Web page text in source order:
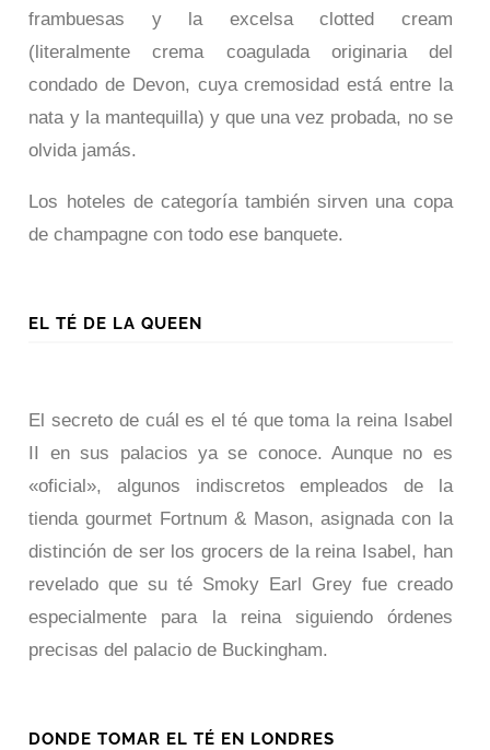
frambuesas y la excelsa clotted cream
(literalmente crema coagulada originaria del
condado de Devon, cuya cremosidad está entre la
nata y la mantequilla) y que una vez probada, no se
olvida jamás.
Los hoteles de categoría también sirven una copa
de champagne con todo ese banquete.
EL TÉ DE LA QUEEN
El secreto de cuál es el té que toma la reina Isabel
II en sus palacios ya se conoce. Aunque no es
«oficial», algunos indiscretos empleados de la
tienda gourmet Fortnum & Mason, asignada con la
distinción de ser los grocers de la reina Isabel, han
revelado que su té Smoky Earl Grey fue creado
especialmente para la reina siguiendo órdenes
precisas del palacio de Buckingham.
DONDE TOMAR EL TÉ EN LONDRES